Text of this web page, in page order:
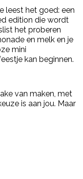
leest het goed: een
edition die wordt
het proberen
en melk en je
mini
kan beginnen.
van maken, met
is aan jou. Maar